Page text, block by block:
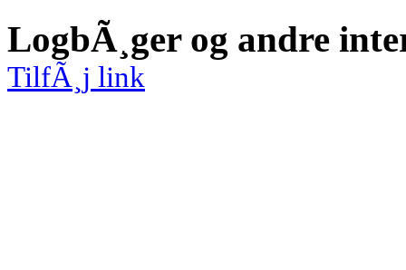
LogbÃ¸ger og andre
TilfÃ¸j link